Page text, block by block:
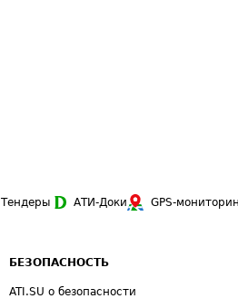
Тендеры АТИ-Доки GPS-
БЕЗОПАСНОСТЬ
ATI.SU о безопасности